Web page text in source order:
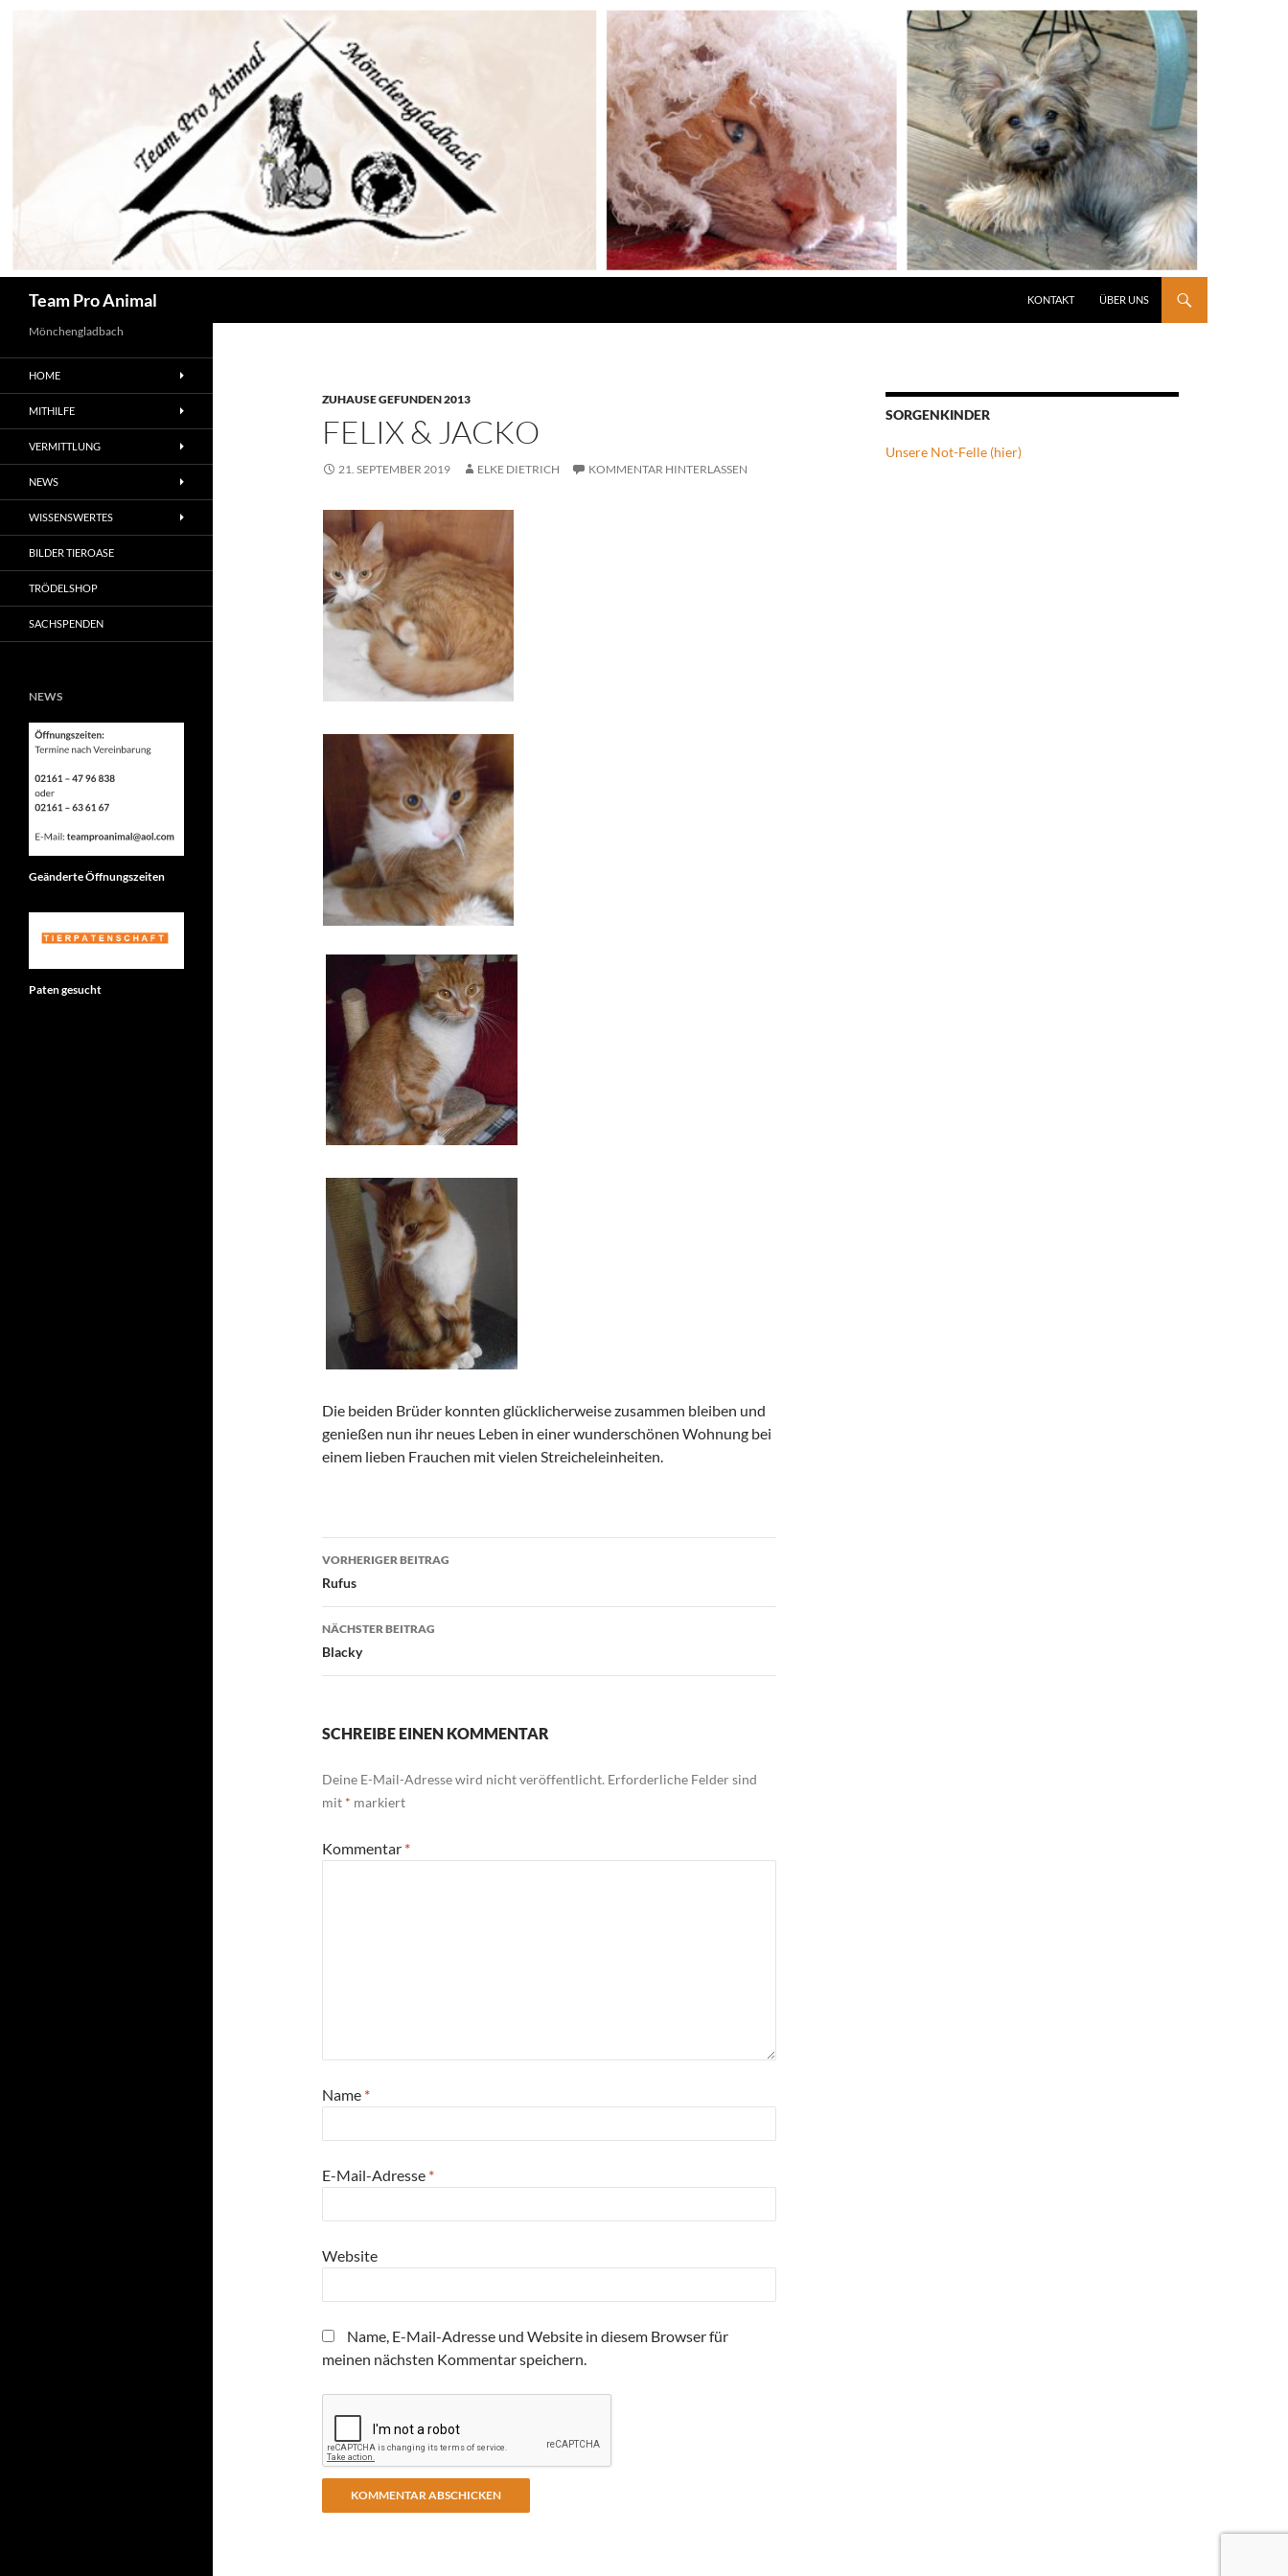
Team Pro Animal KONTAKT ÜBER UNS
ZUHAUSE GEFUNDEN 2013
FELIX & JACKO
21. SEPTEMBER 2019 ELKE DIETRICH KOMMENTAR HINTERLASSEN
Die beiden Brüder konnten glücklicherweise zusammen bleiben und
genießen nun ihr neues Leben in einer wunderschönen Wohnung bei
einem lieben Frauchen mit vielen Streicheleinheiten.
Beitragsnavigation
VORHERIGER BEITRAG
Rufus
NÄCHSTER BEITRAG
Blacky
SCHREIBE EINEN KOMMENTAR
Deine E-Mail-Adresse wird nicht veröffentlicht. Erforderliche Felder sind
mit * markiert
Kommentar *
Name *
E-Mail-Adresse *
Website
Name, E-Mail-Adresse und Website in diesem Browser für
meinen nächsten Kommentar speichern.
SORGENKINDER
Unsere Not-Felle (hier)
Mönchengladbach
HOME
MITHILFE
VERMITTLUNG
NEWS
WISSENSWERTES
BILDER TIEROASE
TRÖDELSHOP
SACHSPENDEN
NEWS
Geänderte Öffnungszeiten
Paten gesucht